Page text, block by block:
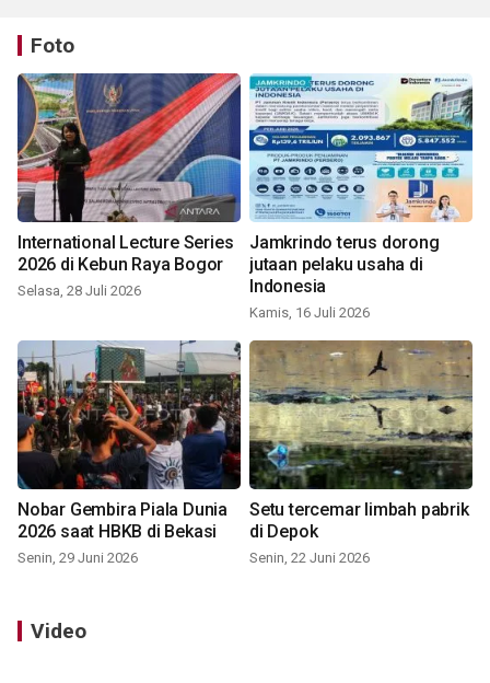
Foto
International Lecture Series
2026 di Kebun Raya Bogor
Selasa, 28 Juli 2026
Jamkrindo terus dorong
jutaan pelaku usaha di
Indonesia
Kamis, 16 Juli 2026
Nobar Gembira Piala Dunia
2026 saat HBKB di Bekasi
Senin, 29 Juni 2026
Setu tercemar limbah pabrik
di Depok
Senin, 22 Juni 2026
Video